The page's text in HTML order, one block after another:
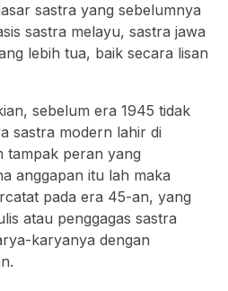
sastra yang sebelumnya
sastra melayu, sastra jawa
lebih tua, baik secara lisan
sebelum era 1945 tidak
sastra modern lahir di
tampak peran yang
anggapan itu lah maka
pada era 45-an, yang
atau penggagas sastra
karyanya dengan